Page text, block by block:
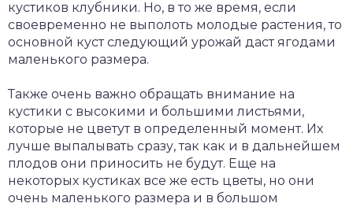
кустиков клубники. Но, в то же время, если
своевременно не выполоть молодые растения, то
основной куст следующий урожай даст ягодами
маленького размера.
Также очень важно обращать внимание на
кустики с высокими и большими листьями,
которые не цветут в определенный момент. Их
лучше выпалывать сразу, так как и в дальнейшем
плодов они приносить не будут. Еще на
некоторых кустиках все же есть цветы, но они
очень маленького размера и в большом